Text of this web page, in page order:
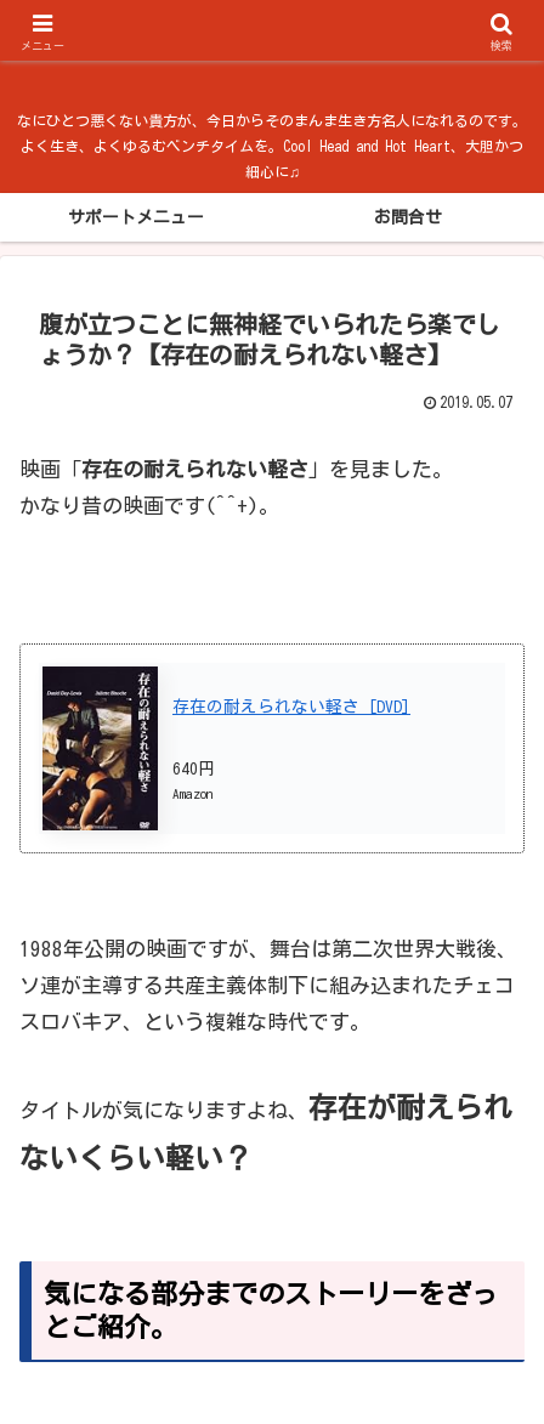
なにひとつ悪くない貴方が、今日からそのまんま生き方名人になれるのです。
よく生き、よくゆるむベンチタイムを。Cool Head and Hot Heart、大胆かつ
細心に♫
サポートメニュー お問合せ
腹が立つことに無神経でいられたら楽でし
ょうか？【存在の耐えられない軽さ】
2019.05.07
映画「存在の耐えられない軽さ 」を見ました。
かなり昔の映画です(^^+)。
存在の耐えられない軽さ [DVD]
640円
Amazon
1988年公開の映画ですが、舞台は第二次世界大戦後、
ソ連が主導する共産主義体制下に組み込まれたチェコ
スロバキア、という複雑な時代です。
タイトルが気になりますよね、 存在が耐えられ
ないくらい軽い？
気になる部分までのストーリーをざっ
とご紹介。
メニュー 検索